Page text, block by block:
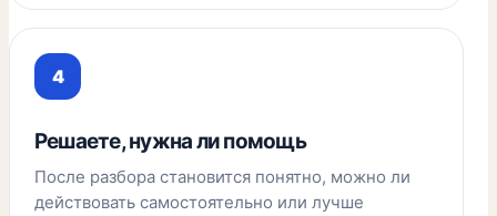
Решаете, нужна ли помощь
После разбора становится понятно, можно ли
действовать самостоятельно или лучше